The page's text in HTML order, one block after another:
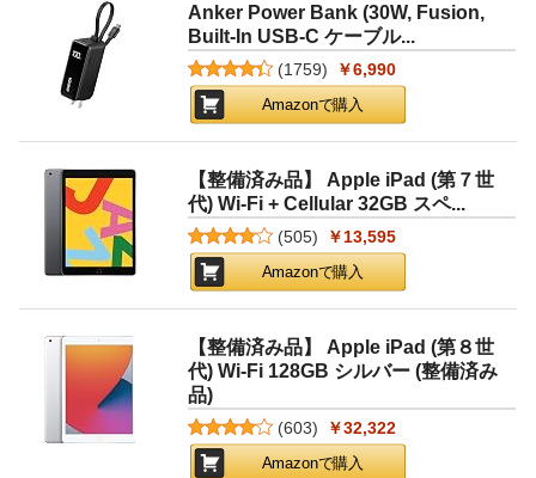
Anker Power Bank (30W, Fusion,
Built-In USB-C ケーブル...
(1759) ￥6,990
Amazonで購入
【整備済み品】 Apple iPad (第７世
代) Wi-Fi + Cellular 32GB スペ...
(505) ￥13,595
Amazonで購入
【整備済み品】 Apple iPad (第８世
代) Wi-Fi 128GB シルバー (整備済み
品)
(603) ￥32,322
Amazonで購入